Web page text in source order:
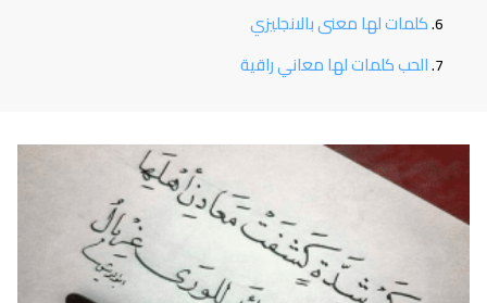
كلمات لها معنى بالانجليزي
الحب كلمات لها معاني راقية